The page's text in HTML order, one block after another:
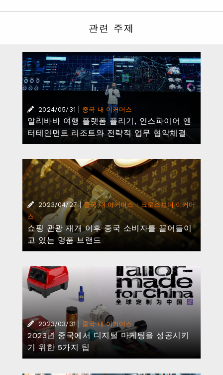
관련 주제
2024/05/31 | 중국 내 이커머스
알리바바 여행 플랫폼 플리기, 인스파이어 엔
터테인먼트 리조트와 전략적 업무 협약체결
2023/04/27 | 중국 내 이커머스·크로스보더 이커머
스
쇼핑 관광 재개 이후 중국 소비자를 끌어들이
고 있는 명품 브랜드
2023/03/31 | 중국 내 이커머스
2023년 중국에서 디지털 마케팅을 성공시키
기 위한 5가지 팁